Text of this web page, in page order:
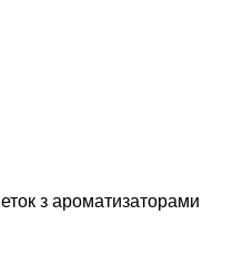
з ароматизаторами